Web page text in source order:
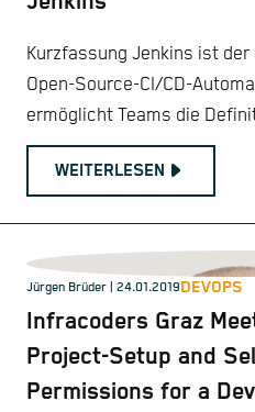
Kurzfassung Jenkins ist
Open-Source-CI/CD-
ermöglicht Teams die
WEITERLESEN
Jürgen Brüder | 24.01.2019DEVOPS
Infracoders Graz
Project-Setup and
Permissions for a